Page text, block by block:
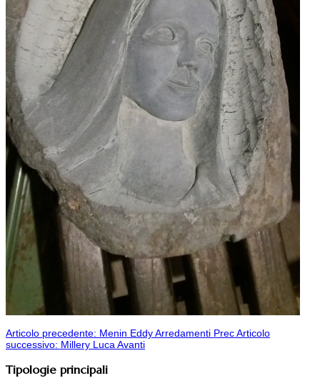
Articolo precedente: Menin Eddy Arredamenti PrecArticolo
successivo: Millery LucaAvanti
Tipologie principali